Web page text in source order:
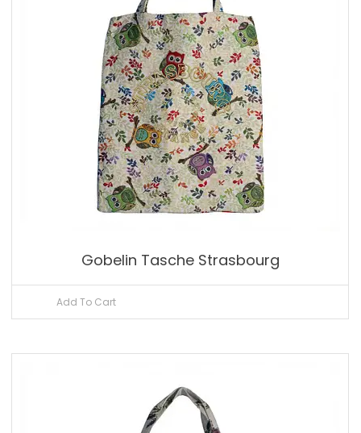
Gobelin Tasche Strasbourg
Add To Cart